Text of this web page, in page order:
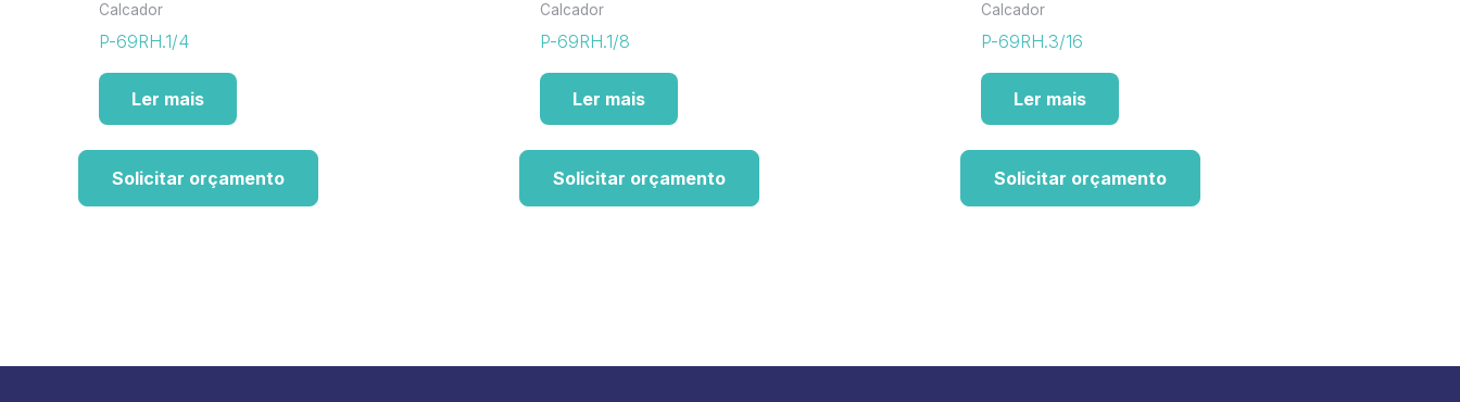
Calcador
P-69RH.1/4
Ler mais
Solicitar orçamento
Calcador
P-69RH.1/8
Ler mais
Solicitar orçamento
Calcador
P-69RH.3/16
Ler mais
Solicitar orçamento